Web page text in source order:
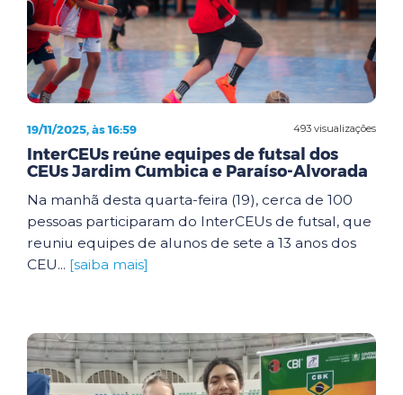
493 visualizações
19/11/2025, às 16:59
InterCEUs reúne equipes de futsal dos
CEUs Jardim Cumbica e Paraíso-Alvorada
Na manhã desta quarta-feira (19), cerca de 100
pessoas participaram do InterCEUs de futsal, que
reuniu equipes de alunos de sete a 13 anos dos
CEU... [saiba mais]